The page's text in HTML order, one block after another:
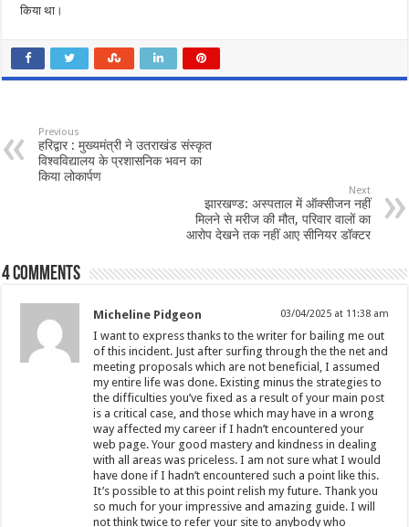
किया था।
Previous
हरिद्वार : मुख्यमंत्री ने उतराखंड संस्कृत
विश्वविद्यालय के प्रशासनिक भवन का
किया लोकार्पण
Next
झारखण्ड: अस्पताल में ऑक्सीजन नहीं
मिलने से मरीज की मौत, परिवार वालों का
आरोप देखने तक नहीं आए सीनियर डॉक्टर
4 comments
Micheline Pidgeon 03/04/2025 at 11:38 am
I want to express thanks to the writer for bailing me out
of this incident. Just after surfing through the the net and
meeting proposals which are not beneficial, I assumed
my entire life was done. Existing minus the strategies to
the difficulties you’ve fixed as a result of your main post
is a critical case, and those which may have in a wrong
way affected my career if I hadn’t encountered your
web page. Your good mastery and kindness in dealing
with all areas was priceless. I am not sure what I would
have done if I hadn’t encountered such a point like this.
It’s possible to at this point relish my future. Thank you
so much for your impressive and amazing guide. I will
not think twice to refer your site to anybody who